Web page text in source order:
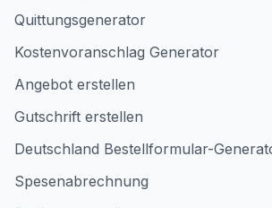
Quittungsgenerator
Kostenvoranschlag Generator
Angebot erstellen
Gutschrift erstellen
Deutschland Bestellformular-
Spesenabrechnung